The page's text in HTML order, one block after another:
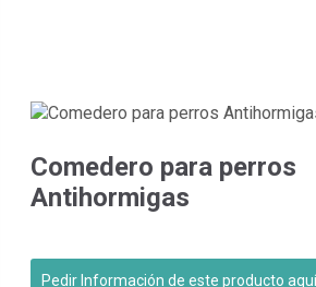
Comedero para perros
Antihormigas
Pedir Información de este producto aquí